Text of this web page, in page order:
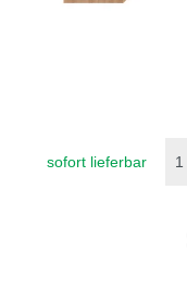
sofort lieferbar